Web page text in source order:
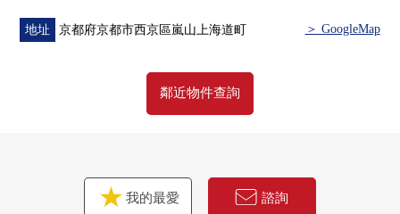
地址 京都府京都市西京區嵐山上海道町 ＞ GoogleMap
鄰近物件查詢
我的最愛 諮詢